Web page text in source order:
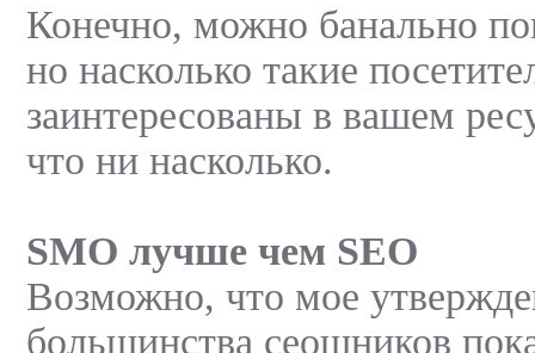
Конечно, можно банально
но насколько такие
заинтересованы в вашем
что ни насколько.
SMO лучше чем SEO
Возможно, что мое
большинства сеошников